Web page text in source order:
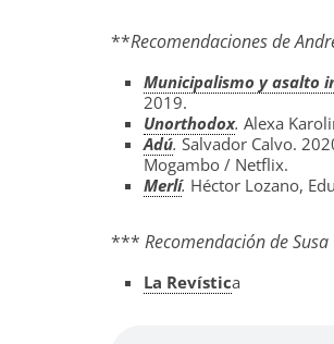
**Recomendaciones de
Municipalismo y asalto
2019.
Unorthodox. Alexa
Adú. Salvador Calvo.
Mogambo / Netflix.
Merlí. Héctor Lozano,
*** Recomendación de Susa
La Revística